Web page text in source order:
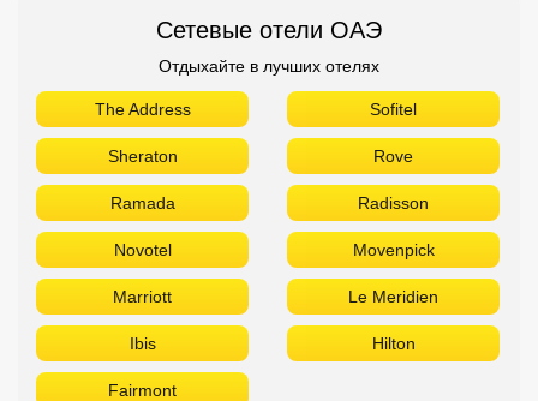
Сетевые отели ОАЭ
Отдыхайте в лучших отелях
The Address Sofitel
Sheraton Rove
Ramada Radisson
Novotel Movenpick
Marriott Le Meridien
Ibis Hilton
Fairmont